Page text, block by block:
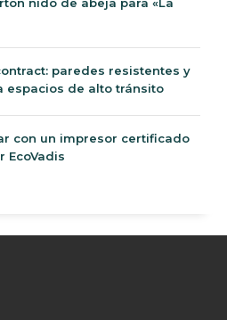
nido de abeja para «La
paredes resistentes y
espacios de alto tránsito
con un impresor certificado
EcoVadis